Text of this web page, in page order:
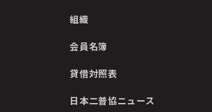
組織
会員名簿
貸借対照表
日本二普協ニュース